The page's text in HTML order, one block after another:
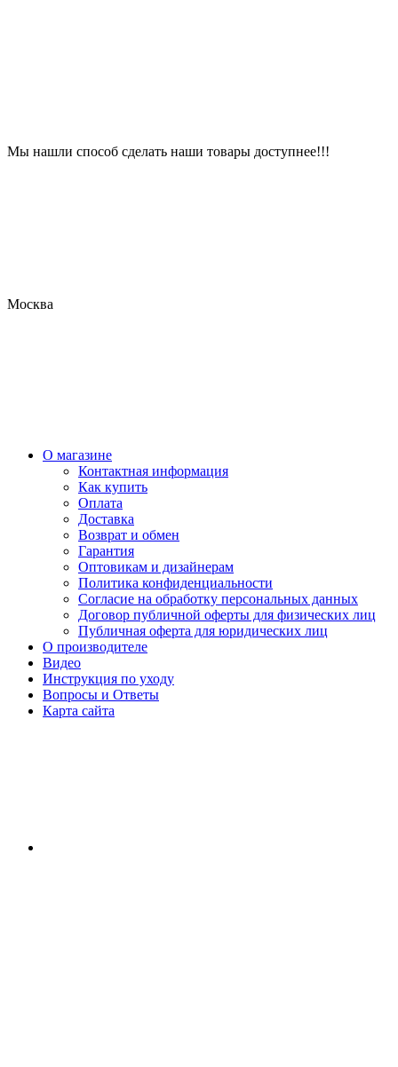
Мы нашли способ сделать наши товары доступнее!!!
Москва
О магазине
Контактная информация
Как купить
Оплата
Доставка
Возврат и обмен
Гарантия
Оптовикам и дизайнерам
Политика конфиденциальности
Согласие на обработку персональных данных
Договор публичной оферты для физических лиц
Публичная оферта для юридических лиц
О производителе
Видео
Инструкция по уходу
Вопросы и Ответы
Карта сайта